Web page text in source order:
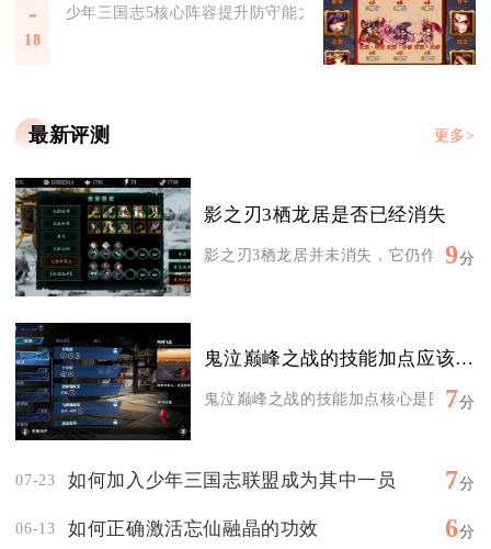
18
少年三国志5核心阵容提升防守能力，核心在于武将防御向
最新评测 更多>
影之刃3栖龙居是否已经消失
影之刃3栖龙居并未消失，它仍作为高
9分
鬼泣巅峰之战的技能加点应该怎样考虑角色特点
鬼泣巅峰之战的技能加点核心是围绕角
7分
07-23 如何加入少年三国志联盟成为其中一员 7分
06-13 如何正确激活忘仙融晶的功效 6分